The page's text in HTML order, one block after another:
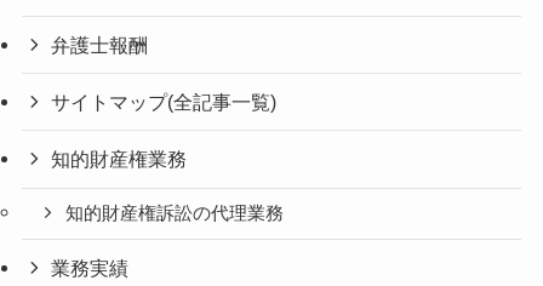
弁護士報酬
サイトマップ(全記事一覧)
知的財産権業務
知的財産権訴訟の代理業務
業務実績